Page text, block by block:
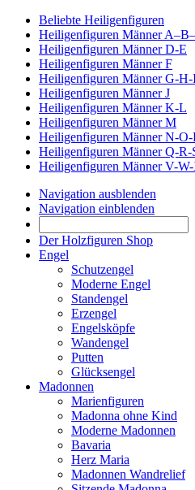
Beliebte Heiligenfiguren
Heiligenfiguren Männer
Heiligenfiguren Männer D-E
Heiligenfiguren Männer F
Heiligenfiguren Männer G-
Heiligenfiguren Männer J
Heiligenfiguren Männer K-L
Heiligenfiguren Männer M
Heiligenfiguren Männer N-O-
Heiligenfiguren Männer Q-R-
Heiligenfiguren Männer V-
Navigation ausblenden
Navigation einblenden
Der Holzfiguren Shop
Engel
Schutzengel
Moderne Engel
Standengel
Erzengel
Engelsköpfe
Wandengel
Putten
Glücksengel
Madonnen
Marienfiguren
Madonna ohne Kind
Moderne Madonnen
Bavaria
Herz Maria
Madonnen Wandrelief